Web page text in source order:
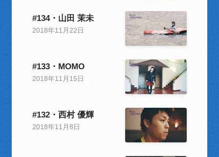
#134・山田 茉未
2018年11月22日
#133・MOMO
2018年11月15日
#132・西村 優輝
2018年11月8日